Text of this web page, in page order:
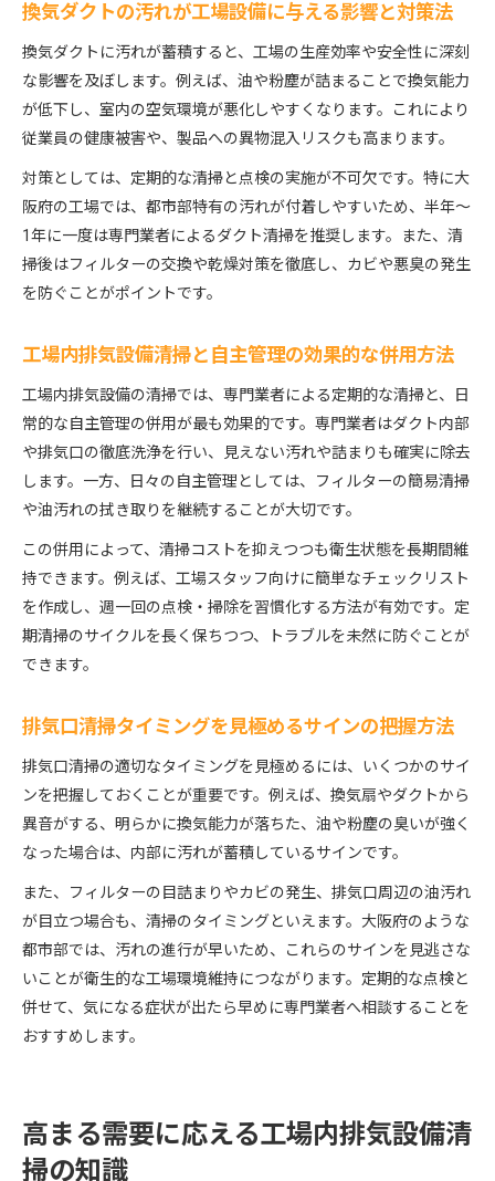
換気ダクトの汚れが工場設備に与える影響と対策法
換気ダクトに汚れが蓄積すると、工場の生産効率や安全性に深刻
な影響を及ぼします。例えば、油や粉塵が詰まることで換気能力
が低下し、室内の空気環境が悪化しやすくなります。これにより
従業員の健康被害や、製品への異物混入リスクも高まります。
対策としては、定期的な清掃と点検の実施が不可欠です。特に大
阪府の工場では、都市部特有の汚れが付着しやすいため、半年〜
1年に一度は専門業者によるダクト清掃を推奨します。また、清
掃後はフィルターの交換や乾燥対策を徹底し、カビや悪臭の発生
を防ぐことがポイントです。
工場内排気設備清掃と自主管理の効果的な併用方法
工場内排気設備の清掃では、専門業者による定期的な清掃と、日
常的な自主管理の併用が最も効果的です。専門業者はダクト内部
や排気口の徹底洗浄を行い、見えない汚れや詰まりも確実に除去
します。一方、日々の自主管理としては、フィルターの簡易清掃
や油汚れの拭き取りを継続することが大切です。
この併用によって、清掃コストを抑えつつも衛生状態を長期間維
持できます。例えば、工場スタッフ向けに簡単なチェックリスト
を作成し、週一回の点検・掃除を習慣化する方法が有効です。定
期清掃のサイクルを長く保ちつつ、トラブルを未然に防ぐことが
できます。
排気口清掃タイミングを見極めるサインの把握方法
排気口清掃の適切なタイミングを見極めるには、いくつかのサイ
ンを把握しておくことが重要です。例えば、換気扇やダクトから
異音がする、明らかに換気能力が落ちた、油や粉塵の臭いが強く
なった場合は、内部に汚れが蓄積しているサインです。
また、フィルターの目詰まりやカビの発生、排気口周辺の油汚れ
が目立つ場合も、清掃のタイミングといえます。大阪府のような
都市部では、汚れの進行が早いため、これらのサインを見逃さな
いことが衛生的な工場環境維持につながります。定期的な点検と
併せて、気になる症状が出たら早めに専門業者へ相談することを
おすすめします。
高まる需要に応える工場内排気設備清
掃の知識